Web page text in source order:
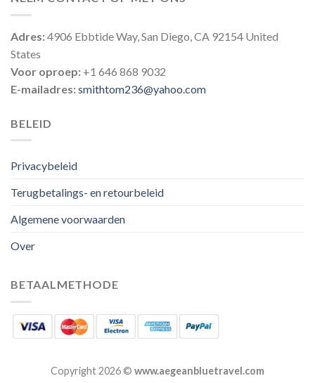
Adres:4906 Ebbtide Way, San Diego, CA 92154 United
States
Voor oproep: +1 646 868 9032
E-mailadres:smithtom236@yahoo.com
BELEID
Privacybeleid
Terugbetalings- en retourbeleid
Algemene voorwaarden
Over
BETAALMETHODE
Copyright 2026 © www.aegeanbluetravel.com